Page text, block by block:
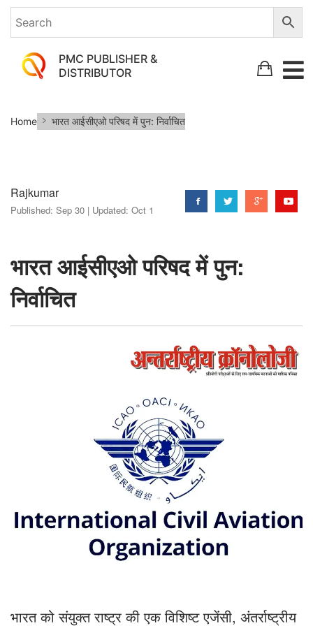
PMC PUBLISHER &
DISTRIBUTOR
आईसीएओ
पुन:
निर्वाचित
Home भारत आईसीएओ परिषद में पुन: निर्वाचित
Rajkumar
Published: Sep 30 | Updated: Oct 1
भारत आईसीएओ परिषद में पुन:
निर्वाचित
भारत को संयुक्त राष्ट्र की एक विशिष्ट एजेंसी, अंतर्राष्ट्रीय